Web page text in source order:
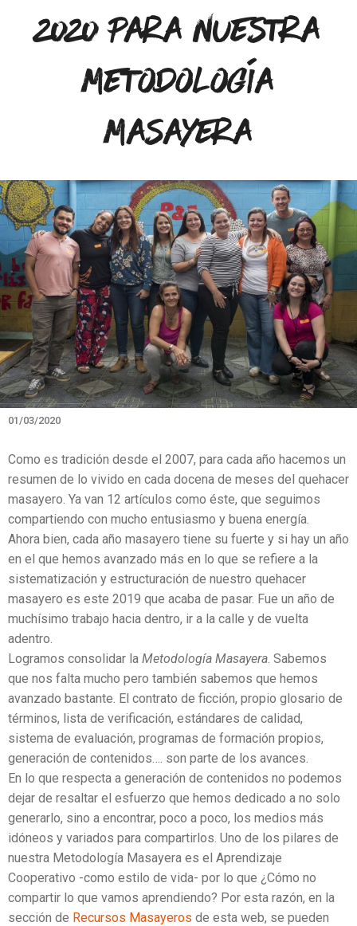
2020 para nuestra
Metodología
Masayera
01/03/2020
Como es tradición desde el 2007, para cada año hacemos un
resumen de lo vivido en cada docena de meses del quehacer
masayero. Ya van 12 artículos como éste, que seguimos
compartiendo con mucho entusiasmo y buena energía.
Ahora bien, cada año masayero tiene su fuerte y si hay un año
en el que hemos avanzado más en lo que se refiere a la
sistematización y estructuración de nuestro quehacer
masayero es este 2019 que acaba de pasar. Fue un año de
muchísimo trabajo hacia dentro, ir a la calle y de vuelta
adentro.
Logramos consolidar la Metodología Masayera . Sabemos
que nos falta mucho pero también sabemos que hemos
avanzado bastante. El contrato de ficción, propio glosario de
términos, lista de verificación, estándares de calidad,
sistema de evaluación, programas de formación propios,
generación de contenidos…. son parte de los avances.
En lo que respecta a generación de contenidos no podemos
dejar de resaltar el esfuerzo que hemos dedicado a no solo
generarlo, sino a encontrar, poco a poco, los medios más
idóneos y variados para compartirlos. Uno de los pilares de
nuestra Metodología Masayera es el Aprendizaje
Cooperativo -como estilo de vida- por lo que ¿Cómo no
compartir lo que vamos aprendiendo? Por esta razón, en la
sección de Recursos Masayeros de esta web, se pueden